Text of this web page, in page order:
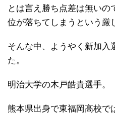
とは言え勝ち点差は無い
位が落ちてしまうという厳
そんな中、ようやく新加入
た。
明治大学の木戸皓貴選手。
熊本県出身で東福岡高校で